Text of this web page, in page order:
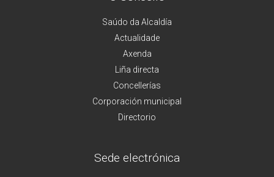
Saúdo da Alcaldía
Actualidade
Axenda
Liña directa
Concellerías
Corporación municipal
Directorio
Sede electrónica